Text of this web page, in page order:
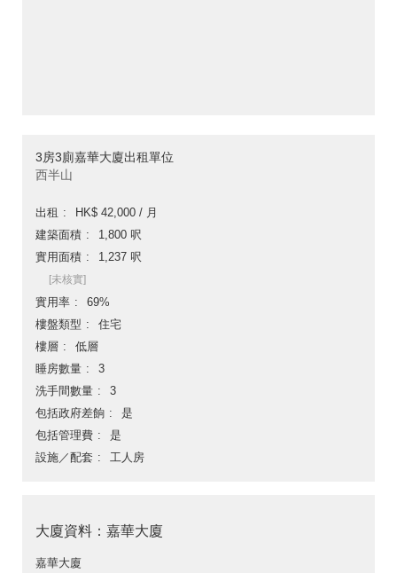
3房3廁嘉華大廈出租單位
西半山
出租
HK$ 42,000 / 月
建築面積
1,800 呎
實用面積
1,237 呎
[未核實]
實用率
69%
樓盤類型
住宅
樓層
低層
睡房數量
3
洗手間數量
3
包括政府差餉
是
包括管理費
是
設施／配套
工人房
大廈資料：嘉華大廈
嘉華大廈